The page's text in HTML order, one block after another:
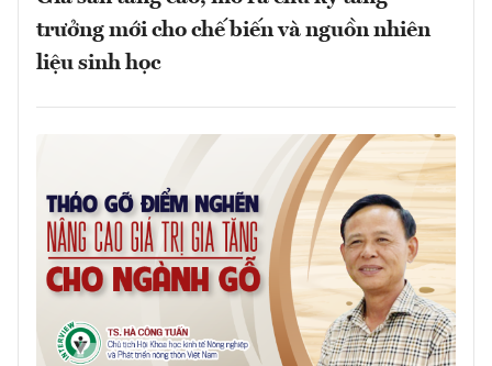
trưởng mới cho chế biến và nguồn nhiên
liệu sinh học